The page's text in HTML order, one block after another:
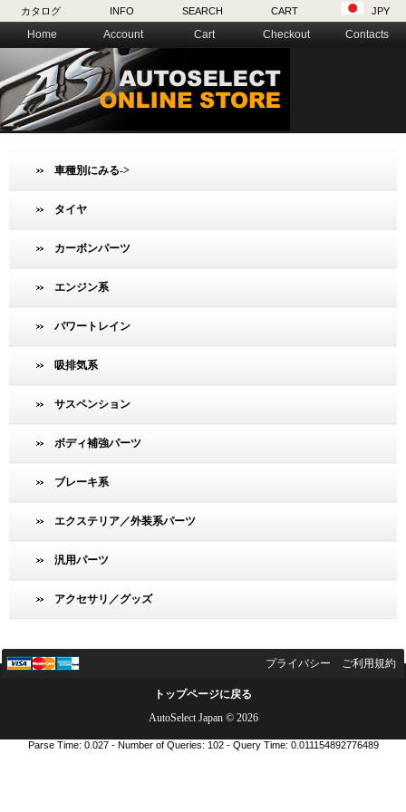
カタログ INFO SEARCH CART JPY
Home Account Cart Checkout Contacts
車種別にみる->
タイヤ
カーボンパーツ
エンジン系
パワートレイン
吸排気系
サスペンション
ボディ補強パーツ
ブレーキ系
エクステリア／外装系パーツ
汎用パーツ
アクセサリ／グッズ
プライバシー ご利用規約
トップページに戻る
AutoSelect Japan © 2026
Parse Time: 0.027 - Number of Queries: 102 - Query Time: 0.011154892776489